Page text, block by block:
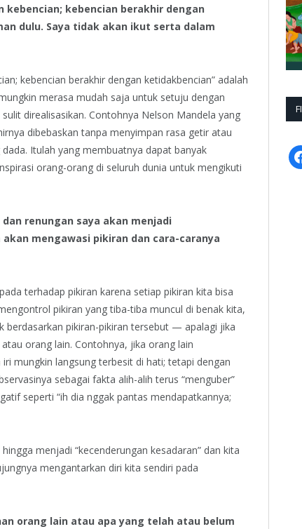
kebencian; kebencian berakhir dengan
dulu. Saya tidak akan ikut serta dalam
kebencian berakhir dengan ketidakbencian” adalah
merasa mudah saja untuk setuju dengan
direalisasikan. Contohnya Nelson Mandela yang
dibebaskan tanpa menyimpan rasa getir atau
Itulah yang membuatnya dapat banyak
orang-orang di seluruh dunia untuk mengikuti
renungan saya akan menjadi
mengawasi pikiran dan cara-caranya
terhadap pikiran karena setiap pikiran kita bisa
pikiran yang tiba-tiba muncul di benak kita,
pikiran-pikiran tersebut — apalagi jika
orang lain. Contohnya, jika orang lain
mungkin langsung terbesit di hati; tetapi dengan
sebagai fakta alih-alih terus “menguber”
seperti “ih dia nggak pantas mendapatkannya;
menjadi “kecenderungan kesadaran” dan kita
mengantarkan diri kita sendiri pada
orang lain atau apa yang telah atau belum